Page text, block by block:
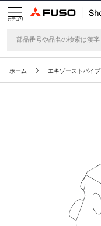
カテゴリ
ホーム エキゾーストパイプ